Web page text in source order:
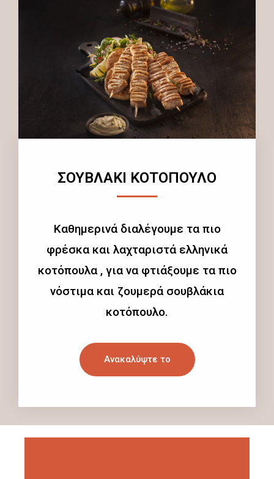
ΣΟΥΒΛΑΚΙ ΚΟΤΟΠΟΥΛΟ
Καθημερινά διαλέγουμε τα πιο
φρέσκα και λαχταριστά ελληνικά
κοτόπουλα , για να φτιάξουμε τα πιο
νόστιμα και ζουμερά σουβλάκια
κοτόπουλο.
Ανακαλύψτε το